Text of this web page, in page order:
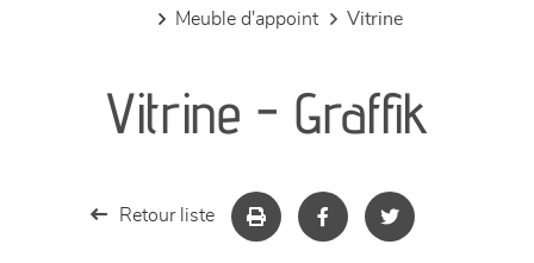
chambres et dressing
meuble d'appoint
vitrine
Vitrine - Graffik
Retour liste